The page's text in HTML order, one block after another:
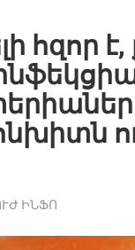
հզոր է,
ԻՆՖՈ